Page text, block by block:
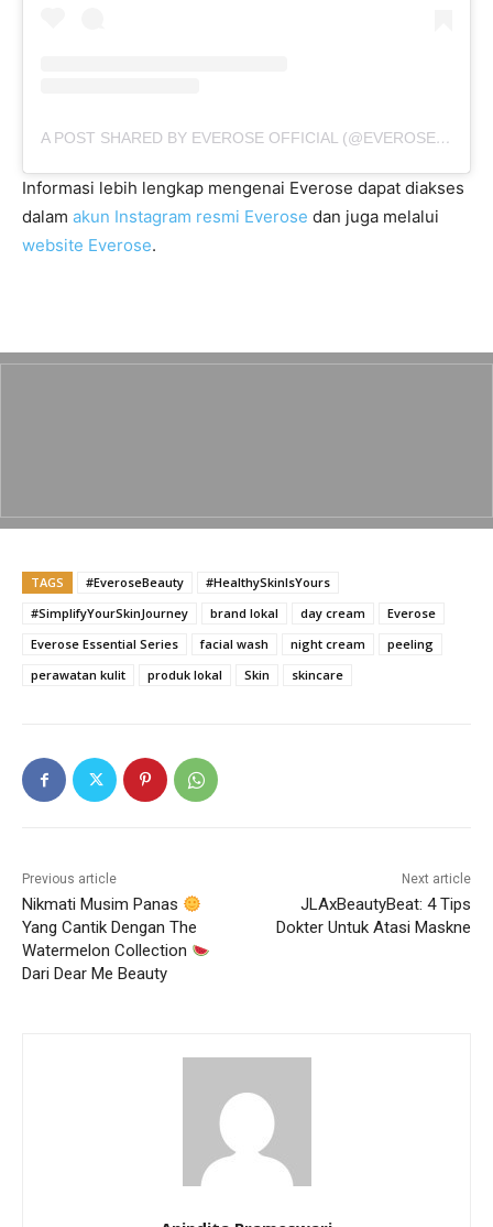
A POST SHARED BY EVEROSE OFFICIAL (@EVEROSE_OFFICIAL)
Informasi lebih lengkap mengenai Everose dapat diakses
dalam akun Instagram resmi Everose dan juga melalui
website Everose.
TAGS #EveroseBeauty
#HealthySkinIsYours
#SimplifyYourSkinJourney
brand lokal day cream
Everose
Everose Essential Series
facial wash night cream
peeling
perawatan kulit
produk lokal Skin skincare
Previous article
Nikmati Musim Panas
Yang Cantik Dengan The
Watermelon Collection
Dari Dear Me Beauty
Next article
JLAxBeautyBeat: 4 Tips
Dokter Untuk Atasi Maskne